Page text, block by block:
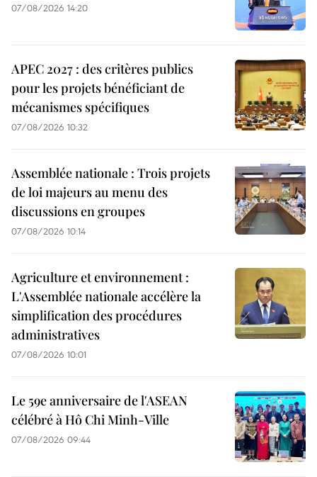
07/08/2026 14:20
APEC 2027 : des critères publics
pour les projets bénéficiant de
mécanismes spécifiques
07/08/2026 10:32
Assemblée nationale : Trois projets
de loi majeurs au menu des
discussions en groupes
07/08/2026 10:14
Agriculture et environnement :
L'Assemblée nationale accélère la
simplification des procédures
administratives
07/08/2026 10:01
Le 59e anniversaire de l'ASEAN
célébré à Hô Chi Minh-Ville
07/08/2026 09:44